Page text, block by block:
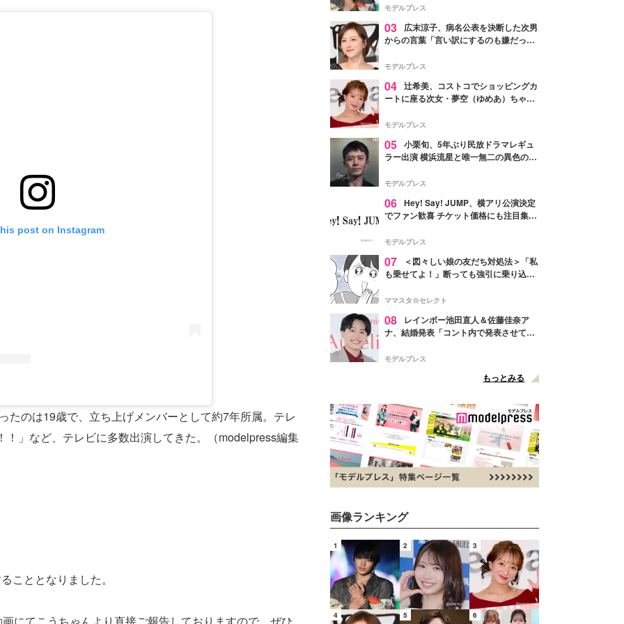
post on Instagram
たのは19歳で、立ち上げメンバーとして約7年所属。テレ
」など、テレビに多数出演してきた。（modelpress編集
こととなりました。
にてこうちゃんより直接ご報告しておりますので、ぜひ
「かっこいい」と反響
モデルプレス
03
広末涼子、病名公表を決断した次男
からの言葉「言い訳にするのも嫌だっ
モデルプレス
04 辻希美、コストコでショッピングカ
ートに座る次女・夢空（ゆめあ）ちゃん
ぎ」「成長を感じる」の声
モデルプレス
05 小栗旬、5年ぶり民放ドラマレギュ
ラー出演 横浜流星と唯一無二の異色のバ
モデルプレス
06 Hey! Say! JUMP、横アリ公演決定
でファン歓喜 チケット価格にも注目集ま
モデルプレス
07
＜図々しい娘の友だち対処法＞「私
も乗せてよ！」断っても強引に乗り込ん
ママスタ☆セレクト
08
レインボー池田直人＆佐藤佳奈ア
ナ、結婚発表「コント内で発表させてい
点変更のため
モデルプレス
もっとみる
画像ランキング
1 2 3
4 5 6